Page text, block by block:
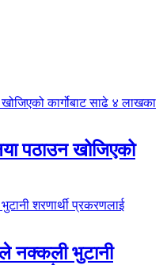
पठाउन खोजिएको
नक्कली भुटानी